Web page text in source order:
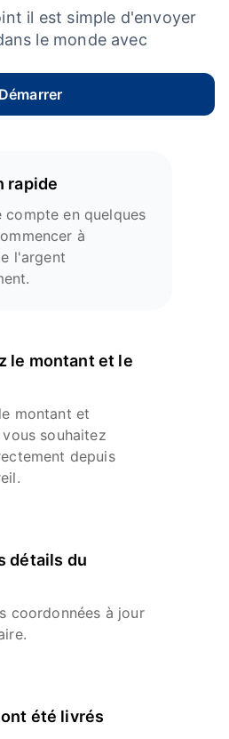
il est simple d'envoyer
le monde avec
Démarrer
rapide
compte en quelques
à
l'argent
le montant et le
montant et
souhaitez
depuis
détails du
coordonnées à jour
été livrés